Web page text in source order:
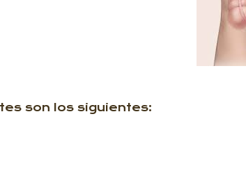
son los siguientes: